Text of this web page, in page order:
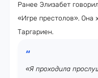
Ранее Элизабет
«Игре престолов». Она
Таргариен.
«Я проходила